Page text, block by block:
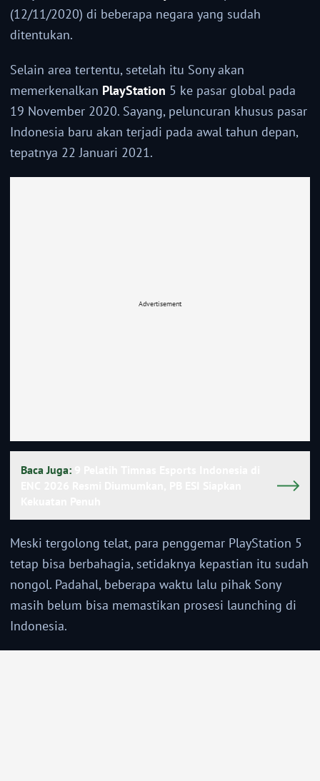
(12/11/2020) di beberapa negara yang sudah
ditentukan.
Selain area tertentu, setelah itu Sony akan
memerkenalkan PlayStation 5 ke pasar global pada
19 November 2020. Sayang, peluncuran khusus pasar
Indonesia baru akan terjadi pada awal tahun depan,
tepatnya 22 Januari 2021.
Advertisement
Baca Juga:
Meski tergolong telat, para penggemar PlayStation 5
tetap bisa berbahagia, setidaknya kepastian itu sudah
nongol. Padahal, beberapa waktu lalu pihak Sony
masih belum bisa memastikan prosesi launching di
Indonesia.